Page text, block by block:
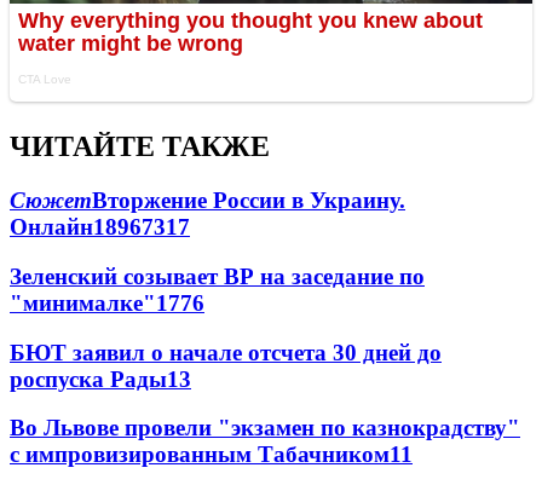
ЧИТАЙТЕ ТАКЖЕ
СюжетВторжение России в Украину.
Онлайн18967317
Зеленский созывает ВР на заседание по
"минималке"1776
БЮТ заявил о начале отсчета 30 дней до
роспуска Рады13
Во Львове провели "экзамен по казнокрадству"
с импровизированным Табачником11